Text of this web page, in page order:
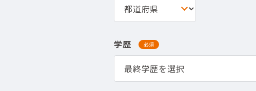
学歴 必須